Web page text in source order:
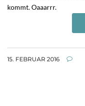
kommt. Oaaarrr.
15. FEBRUAR 2016